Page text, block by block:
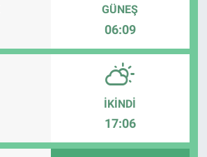
GÜNEŞ
06:09
İKINDI
17:06